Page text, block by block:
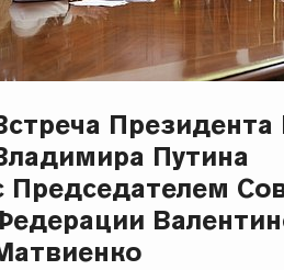
Президента
Путина
Председателем